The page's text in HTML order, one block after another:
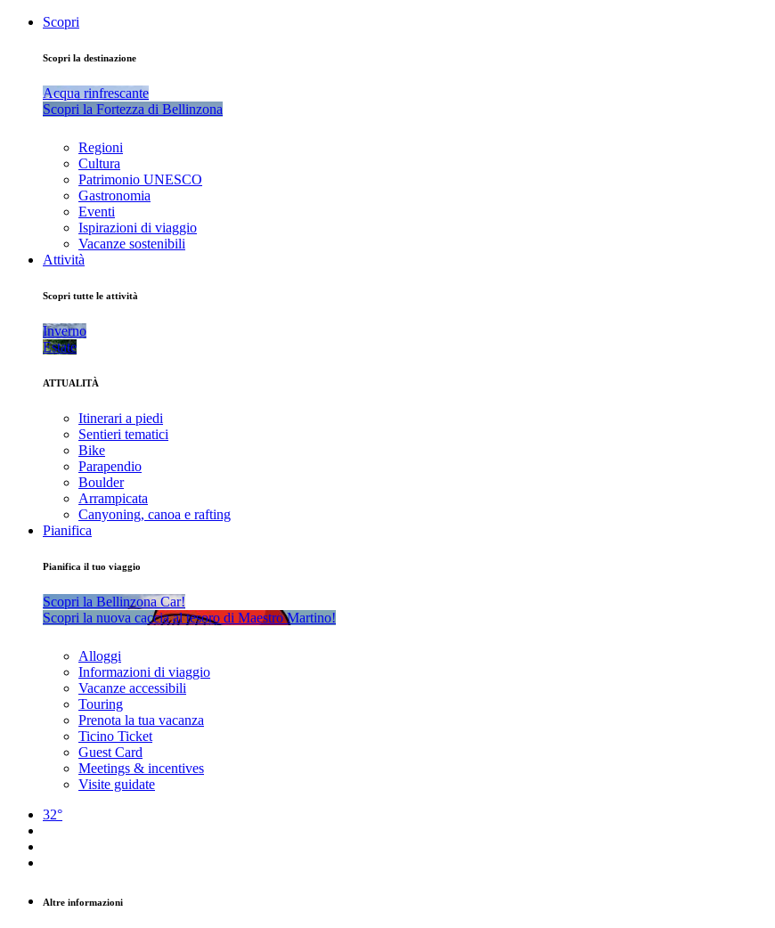
Scopri
Scopri la destinazione
Acqua rinfrescante
Scopri la Fortezza di Bellinzona
Regioni
Cultura
Patrimonio UNESCO
Gastronomia
Eventi
Ispirazioni di viaggio
Vacanze sostenibili
Attività
Scopri tutte le attività
Inverno
Estate
ATTUALITÀ
Itinerari a piedi
Sentieri tematici
Bike
Parapendio
Boulder
Arrampicata
Canyoning, canoa e rafting
Pianifica
Pianifica il tuo viaggio
Scopri la Bellinzona Car!
Scopri la nuova caccia al tesoro di Maestro Martino!
Alloggi
Informazioni di viaggio
Vacanze accessibili
Touring
Prenota la tua vacanza
Ticino Ticket
Guest Card
Meetings & incentives
Visite guidate
32°
Altre informazioni